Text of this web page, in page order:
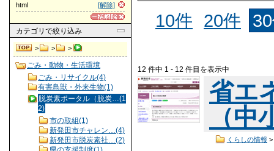
[解除]
html
カテゴリ で絞り込み
> > >
ごみ・動物・生活環境
ごみ・リサイクル(4)
有害鳥獣・外来生物(1)
脱炭素ポータル（脱炭…(1
2)
市の取組(1)
新発田市チャレン…(4)
新発田市脱炭素社…(2)
10件
20件
12 件中 1 - 12 件目を表示中
省エ
（
くらしの情報 >